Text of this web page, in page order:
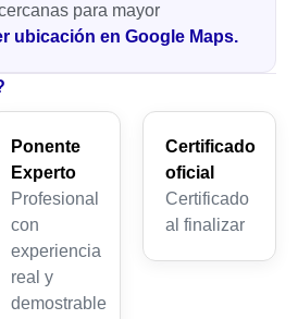
para mayor
ubicación en Google Maps.
Ponente
Experto
Profesional
con
experiencia
real y
demostrable
Certificado
oficial
Certificado
al finalizar